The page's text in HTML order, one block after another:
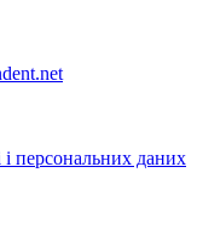
і персональних даних